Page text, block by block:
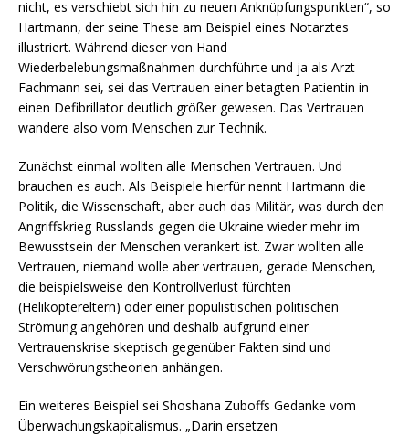
nicht, es verschiebt sich hin zu neuen Anknüpfungspunkten“, so
Hartmann, der seine These am Beispiel eines Notarztes
illustriert. Während dieser von Hand
Wiederbelebungsmaßnahmen durchführte und ja als Arzt
Fachmann sei, sei das Vertrauen einer betagten Patientin in
einen Defibrillator deutlich größer gewesen. Das Vertrauen
wandere also vom Menschen zur Technik.
Zunächst einmal wollten alle Menschen Vertrauen. Und
brauchen es auch. Als Beispiele hierfür nennt Hartmann die
Politik, die Wissenschaft, aber auch das Militär, was durch den
Angriffskrieg Russlands gegen die Ukraine wieder mehr im
Bewusstsein der Menschen verankert ist. Zwar wollten alle
Vertrauen, niemand wolle aber vertrauen, gerade Menschen,
die beispielsweise den Kontrollverlust fürchten
(Helikoptereltern) oder einer populistischen politischen
Strömung angehören und deshalb aufgrund einer
Vertrauenskrise skeptisch gegenüber Fakten sind und
Verschwörungstheorien anhängen.
Ein weiteres Beispiel sei Shoshana Zuboffs Gedanke vom
Überwachungskapitalismus. „Darin ersetzen